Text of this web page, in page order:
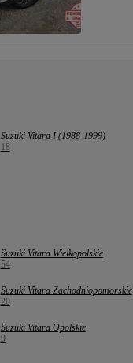
Suzuki Vitara I (1988-1999)
18
Suzuki Vitara Wielkopolskie
54
Suzuki Vitara Zachodniopomorskie
20
Suzuki Vitara Opolskie
9